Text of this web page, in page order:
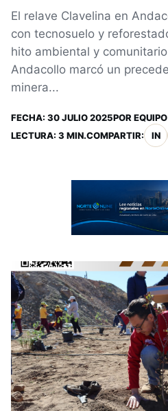
El relave Clavelina en
con tecnosuelo y
hito ambiental y
Andacollo marcó un
minera...
FECHA: 30 JULIO 2025POR
LECTURA: 3 MIN.COMPARTIR: IN